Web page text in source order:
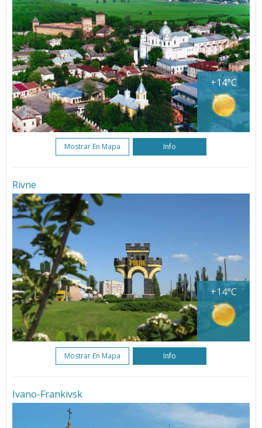
+14°C
Mostrar En Mapa Info
Rivne
+14°C
Mostrar En Mapa Info
Ivano-Frankivsk